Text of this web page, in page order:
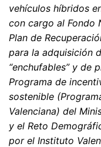
vehículos híbridos
con cargo al Fondo
Plan de
para la adquisición
“enchufables” y de
Programa de
sostenible
Valenciana) del
y el Reto
por el Instituto